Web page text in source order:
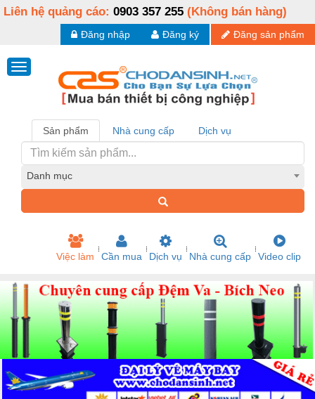
Liên hệ quảng cáo: 0903 357 255 (Không bán hàng)
Đăng sản phẩm
Đăng ký
Đăng nhập
Sản phẩm Nhà cung cấp Dịch vụ
Danh mục
Việc làm Cần mua Dịch vụ Nhà cung cấp Video clip